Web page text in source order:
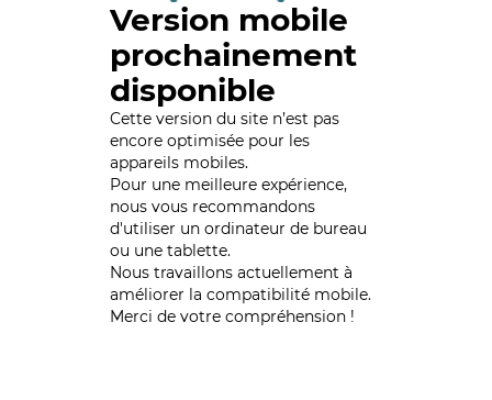
Version mobile
prochainement
disponible
Cette version du site n’est pas
encore optimisée pour les
appareils mobiles.
Pour une meilleure expérience,
nous vous recommandons
d'utiliser un ordinateur de bureau
ou une tablette.
Nous travaillons actuellement à
améliorer la compatibilité mobile.
Merci de votre compréhension !